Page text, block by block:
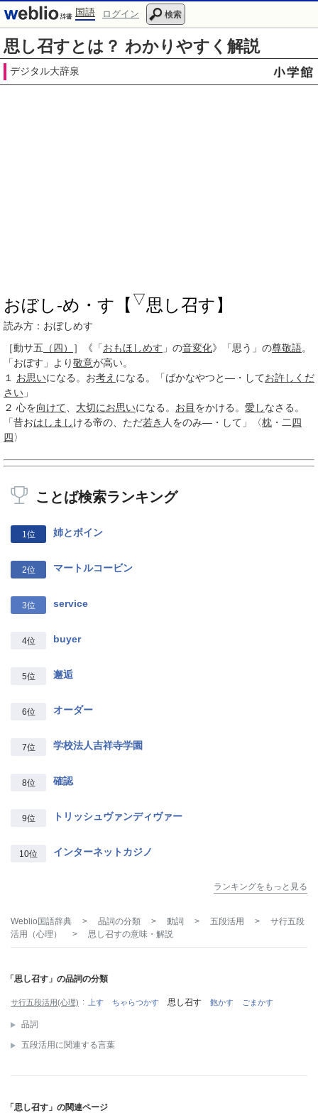
国語 ログイン 検索
思し召すとは？ わかりやすく解説
デジタル大辞泉
おぼし‐め・す【 ▽思し召す】
読み方：おぼしめす
［動サ五 （四） ］ 《「おもほしめす 」の音変化》「思う」の尊敬語。
「おぼす」より敬意が高い。
１
お思いになる。お考え になる。「ばかなやつと―・してお許しくだ
さい 」
２ 心を向けて 大切にお思いになる。 お目 をかける。 愛しなさる。
「昔おはしましける帝の、ただ若き 人をのみ―・して」〈枕 ・二四
四〉
ことば検索ランキング
1位 姉とボイン
2位 マートルコービン
3位 service
4位 buyer
5位 邂逅
6位 オーダー
7位 学校法人吉祥寺学園
8位 確認
9位 トリッシュヴァンディヴァー
10位 インターネットカジノ
ランキングをもっと見る
Weblio国語辞典 > 品詞の分類 > 動詞 > 五段活用 >
サ行五段
活用（心理）
> 思し召すの意味・解説
「思し召す」の品詞の分類
サ行五段活用(心理) 上す ちゃらつかす 思し召す 飽かす ごまかす
品詞
五段活用に関連する言葉
「思し召す」の関連ページ